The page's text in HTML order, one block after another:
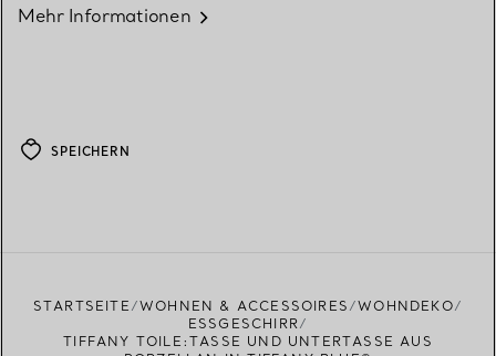
Mehr Informationen
SPEICHERN
STARTSEITE WOHNEN & ACCESSOIRES
WOHNDEKO
ESSGESCHIRR
TIFFANY TOILE:TASSE UND UNTERTASSE AUS